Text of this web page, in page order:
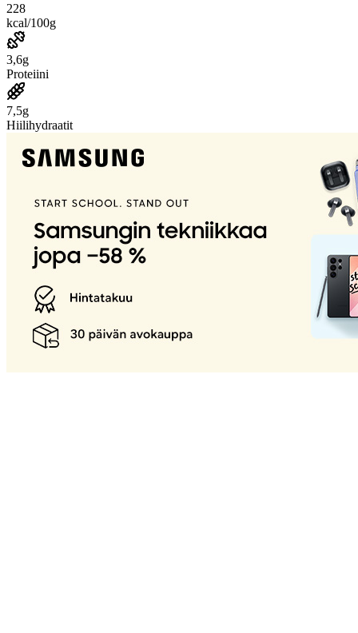
228
kcal/100g
3,6g
Proteiini
7,5g
Hiilihydraatit